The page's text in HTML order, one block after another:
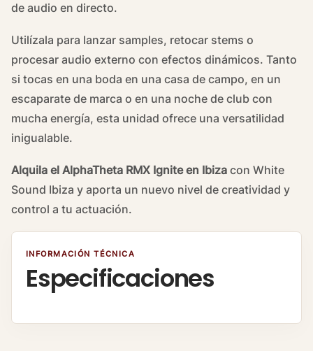
de audio en directo.
Utilízala para lanzar samples, retocar stems o
procesar audio externo con efectos dinámicos. Tanto
si tocas en una boda en una casa de campo, en un
escaparate de marca o en una noche de club con
mucha energía, esta unidad ofrece una versatilidad
inigualable.
Alquila el AlphaTheta RMX Ignite en Ibiza con White
Sound Ibiza y aporta un nuevo nivel de creatividad y
control a tu actuación.
INFORMACIÓN TÉCNICA
Especificaciones